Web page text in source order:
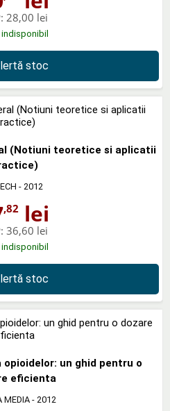
28,00 lei
stoc
(Notiuni teoretice si aplicatii
- 2012
,82 lei
36,60 lei
stoc
opioidelor: un ghid pentru o
eficienta
MEDIA- 2012